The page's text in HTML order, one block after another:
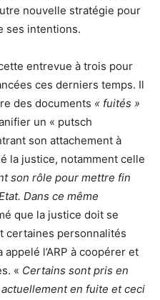
nouvelle stratégie pour
ses intentions.
entrevue à trois pour
ces derniers temps. Il
des documents « fuités »
un « putsch
son attachement à
la justice, notamment celle
son rôle pour mettre fin
Dans ce même
que la justice doit se
certaines personnalités
l’ARP à coopérer et
« Certains sont pris en
en fuite et ceci